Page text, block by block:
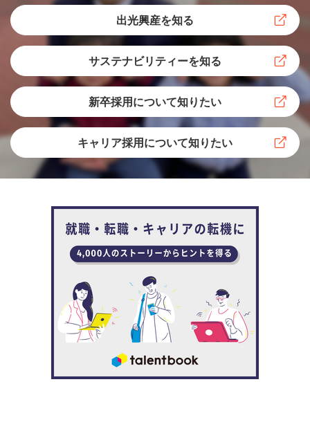
推進しています。
満尾 「具体的には、販売業務全般の調整や管理、業
務サポート、SSや取引先に燃料を安定供給するため
の流通業務部との連携、特販店を迎えた会合をはじ
めとするイベントの企画や推進などを担当していま
ロセスを改善するプロジェクトも進めています。
満尾 「入社して数年たったころからでしょうか、新
潟支店での販売担当や、ジェット燃料の販売担当だ
った際も業務改善は常に意識していました。営業事
務担当の目線にも立って、営業が協力して効率化で
きるところがないか常に探していました。
社外においても、海外取引先とのFAXやりとりを電
出光興産を知る
サステナビリティーを知る
新卒採用について知りたい
キャリア採用について知りたい